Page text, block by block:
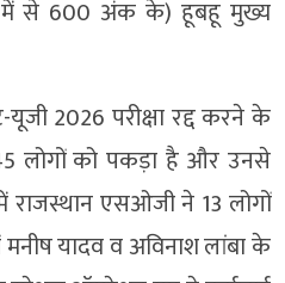
में से 600 अंक के) हूबहू मुख्य
2026 परीक्षा रद्द करने के
लोगों को पकड़ा है और उनसे
एसओजी ने 13 लोगों
यादव व अविनाश लांबा के